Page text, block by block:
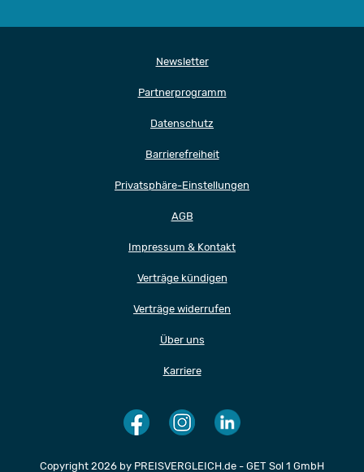
Newsletter
Partnerprogramm
Datenschutz
Barrierefreiheit
Privatsphäre-Einstellungen
AGB
Impressum & Kontakt
Verträge kündigen
Verträge widerrufen
Über uns
Karriere
Copyright 2026 by PREISVERGLEICH.de - GET Sol 1 GmbH